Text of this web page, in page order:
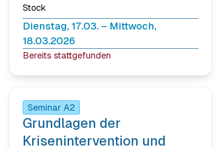
Stock
Dienstag, 17.03. – Mittwoch,
18.03.2026
Bereits stattgefunden
Seminar A2
Grundlagen der
Krisenintervention und